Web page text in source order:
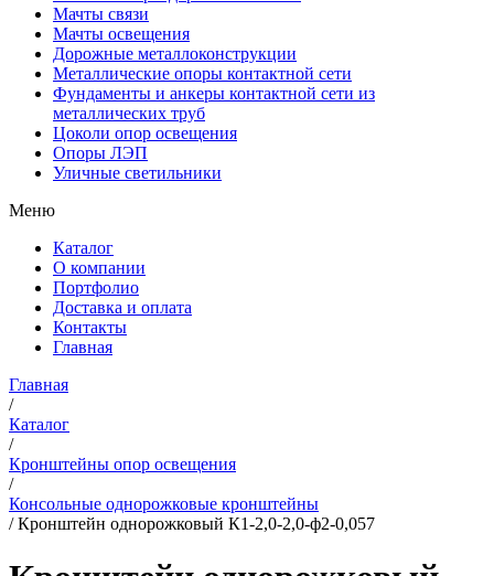
Мачты связи
Мачты освещения
Дорожные металлоконструкции
Металлические опоры контактной сети
Фундаменты и анкеры контактной сети из
металлических труб
Цоколи опор освещения
Опоры ЛЭП
Уличные светильники
Меню
Каталог
О компании
Портфолио
Доставка и оплата
Контакты
Главная
Главная
/
Каталог
/
Кронштейны опор освещения
/
Консольные однорожковые кронштейны
/Кронштейн однорожковый К1-2,0-2,0-ф2-0,057